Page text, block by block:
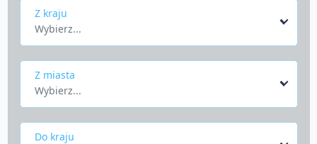
Z kraju
Wybierz...
Z miasta
Wybierz...
Do kraju